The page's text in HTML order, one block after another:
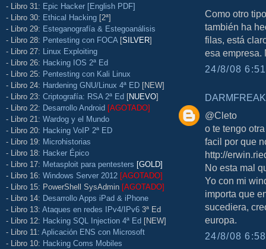
- Libro 31: Epic Hacker [English PDF]
- Libro 30: Ethical Hacking [2ª]
- Libro 29: Esteganografía & Estegoanálisis
- Libro 28: Pentesting con FOCA [SILVER]
- Libro 27: Linux Exploiting
- Libro 26: Hacking IOS 2ª Ed
- Libro 25: Pentesting con Kali Linux
- Libro 24: Hardening GNU/Linux 4ª ED [NEW]
- Libro 23: Criptografía: RSA 2ª Ed [NUEVO]
- Libro 22: Desarrollo Android [AGOTADO]
- Libro 21: Wardog y el Mundo
- Libro 20: Hacking VoIP 2ª ED
- Libro 19: Microhistorias
- Libro 18: Hacker Épico
- Libro 17: Metasploit para pentesters [GOLD]
- Libro 16: Windows Server 2012 [AGOTADO]
- Libro 15: PowerShell SysAdmin [AGOTADO]
- Libro 14: Desarrollo Apps iPad & iPhone
- Libro 13: Ataques en redes IPv4/IPv6 3ª Ed
- Libro 12: Hacking SQL Injection 4ª Ed [NEW]
- Libro 11: Aplicación ENS con Microsoft
- Libro 10: Hacking Coms Mobiles
Como otro
también ha
filas, está
esa empresa.
24/8/08
DARMFREAK
@Cleto
o te tengo
facil por que
http://
No esta mal
Yo con mi
importa que
sucediera,
europa.
24/8/08